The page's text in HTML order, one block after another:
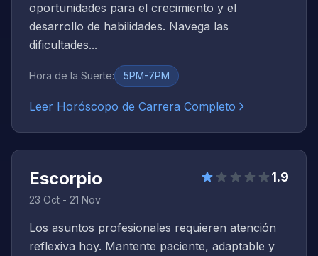
oportunidades para el crecimiento y el
desarrollo de habilidades. Navega las
dificultades...
Hora de la Suerte: 5PM-7PM
Leer Horóscopo de Carrera Completo
Escorpio
23 Oct - 21 Nov
1.9
Los asuntos profesionales requieren atención
reflexiva hoy. Mantente paciente, adaptable y